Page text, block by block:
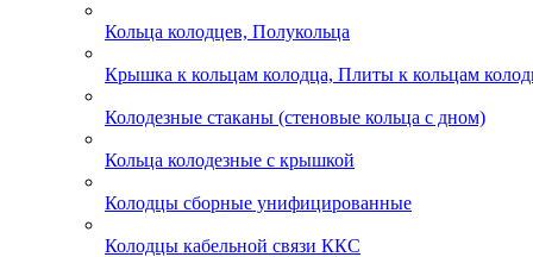
Кольца колодцев, Полукольца
Крышка к кольцам колодца, Плиты к кольцам
Колодезные стаканы (стеновые кольца с дном)
Кольца колодезные с крышкой
Колодцы сборные унифицированные
Колодцы кабельной связи ККС